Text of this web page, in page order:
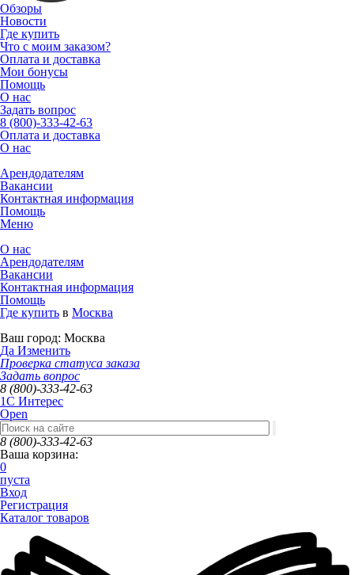
Обзоры
Новости
Где купить
Что с моим заказом?
Оплата и доставка
Мои бонусы
Помощь
О нас
Задать вопрос
8 (800)-333-42-63
Оплата и доставка
О нас
Арендодателям
Вакансии
Контактная информация
Помощь
Меню
О нас
Арендодателям
Вакансии
Контактная информация
Помощь
Где купить в Москва
Ваш город: Москва
Да Изменить
Проверка статуса заказа
Задать вопрос
8 (800)-333-42-63
1C Интерес
Open
8 (800)-333-42-63
Ваша корзина:
0
пуста
Вход
Регистрация
Каталог товаров